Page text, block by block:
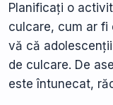
Planificați o
culcare, cum ar fi
vă că
de culcare. De
este întunecat,